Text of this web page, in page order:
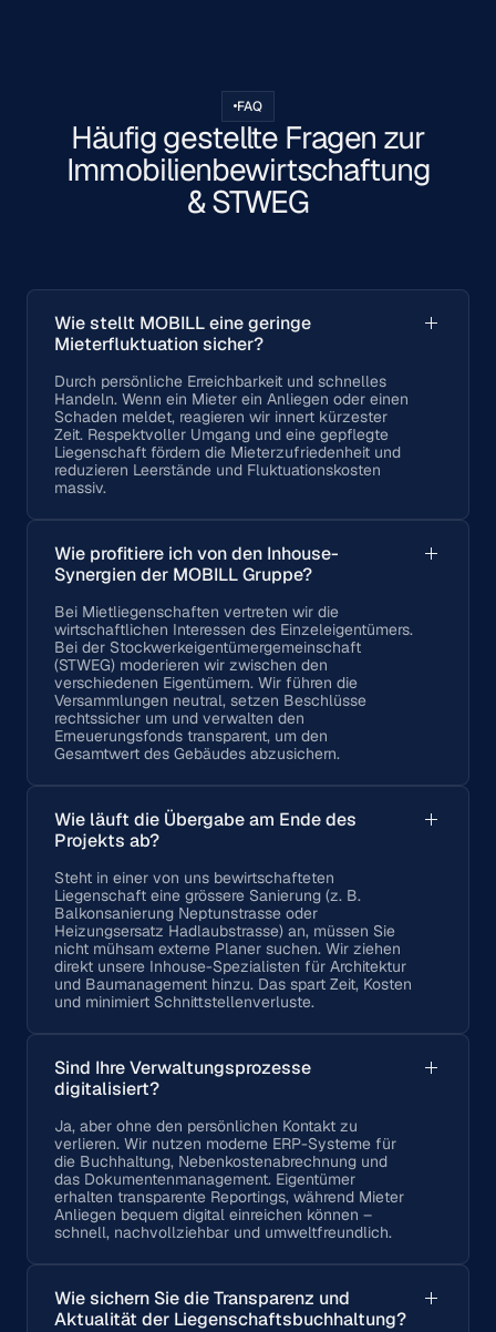
FAQ
Häufig gestellte Fragen zur
Immobilienbewirtschaftung
& STWEG
Wie stellt MOBILL eine geringe
Mieterfluktuation sicher?
Durch persönliche Erreichbarkeit und schnelles
Handeln. Wenn ein Mieter ein Anliegen oder einen
Schaden meldet, reagieren wir innert kürzester
Zeit. Respektvoller Umgang und eine gepflegte
Liegenschaft fördern die Mieterzufriedenheit und
reduzieren Leerstände und Fluktuationskosten
massiv.
Wie profitiere ich von den Inhouse-
Synergien der MOBILL Gruppe?
Bei Mietliegenschaften vertreten wir die
wirtschaftlichen Interessen des Einzeleigentümers.
Bei der Stockwerkeigentümergemeinschaft
(STWEG) moderieren wir zwischen den
verschiedenen Eigentümern. Wir führen die
Versammlungen neutral, setzen Beschlüsse
rechtssicher um und verwalten den
Erneuerungsfonds transparent, um den
Gesamtwert des Gebäudes abzusichern.
Wie läuft die Übergabe am Ende des
Projekts ab?
Steht in einer von uns bewirtschafteten
Liegenschaft eine grössere Sanierung (z. B.
Balkonsanierung Neptunstrasse oder
Heizungsersatz Hadlaubstrasse) an, müssen Sie
nicht mühsam externe Planer suchen. Wir ziehen
direkt unsere Inhouse-Spezialisten für Architektur
und Baumanagement hinzu. Das spart Zeit, Kosten
und minimiert Schnittstellenverluste.
Sind Ihre Verwaltungsprozesse
digitalisiert?
Ja, aber ohne den persönlichen Kontakt zu
verlieren. Wir nutzen moderne ERP-Systeme für
die Buchhaltung, Nebenkostenabrechnung und
das Dokumentenmanagement. Eigentümer
erhalten transparente Reportings, während Mieter
Anliegen bequem digital einreichen können –
schnell, nachvollziehbar und umweltfreundlich.
Wie sichern Sie die Transparenz und
Aktualität der Liegenschaftsbuchhaltung?